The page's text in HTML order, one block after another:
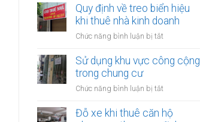
thuê:
Quy
cáo
tại
thuê:
định
Quy định về treo biển hiệu
khi thuê nhà kinh doanh
Chức năng bình luận bị tắt
định
biển
khi
Sử dụng khu vực công cộng
trong chung cư
Chức năng bình luận bị tắt
dụng
Đỗ xe khi thuê căn hộ